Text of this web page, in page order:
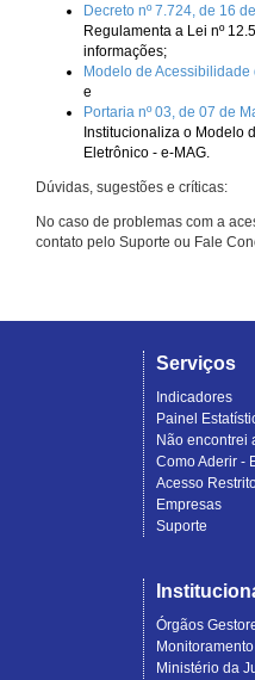
Decreto nº 7.724, de 16
Regulamenta a Lei nº
informações;
Modelo de
e
Portaria nº 03, de 07 de
Institucionaliza o Modelo
Eletrônico - e-MAG.
Dúvidas, sugestões e críticas:
No caso de problemas com a
contato pelo Suporte ou Fale
Serviços
Indicadores
Painel
Não encontrei
Como Aderir -
Acesso
Empresas
Suporte
Órgãos
Monitoramento
Ministério da